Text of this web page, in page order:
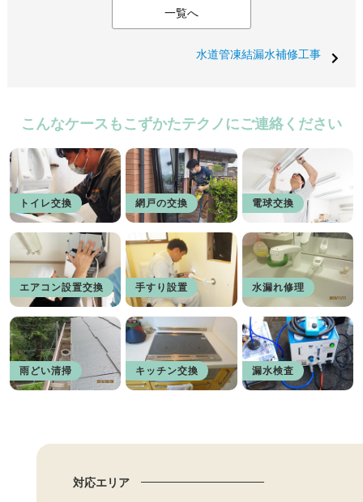
一覧へ
水道管凍結漏水補修工事
こんなケースもこずかたテクノにご連絡ください
トイレ交換 網戸の交換 電球交換
エアコン設置交換 手すり設置 水漏れ修理
雨どい清掃 キッチン交換 漏水検査
対応エリア